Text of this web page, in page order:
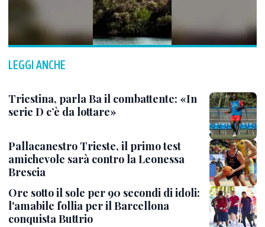
LEGGI ANCHE
Triestina, parla Ba il combattente: «In
serie D c’è da lottare»
Pallacanestro Trieste, il primo test
amichevole sarà contro la Leonessa
Brescia
Ore sotto il sole per 90 secondi di idoli:
l'amabile follia per il Barcellona
conquista Buttrio